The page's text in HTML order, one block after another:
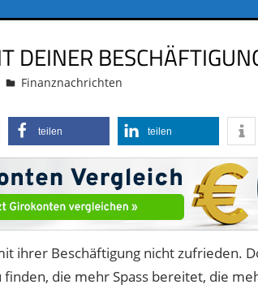
DEINER
adminus
Finanznachrichten
teilen teilen
ihrer Beschäftigung nicht zufrieden.
finden, die mehr Spass bereitet, die